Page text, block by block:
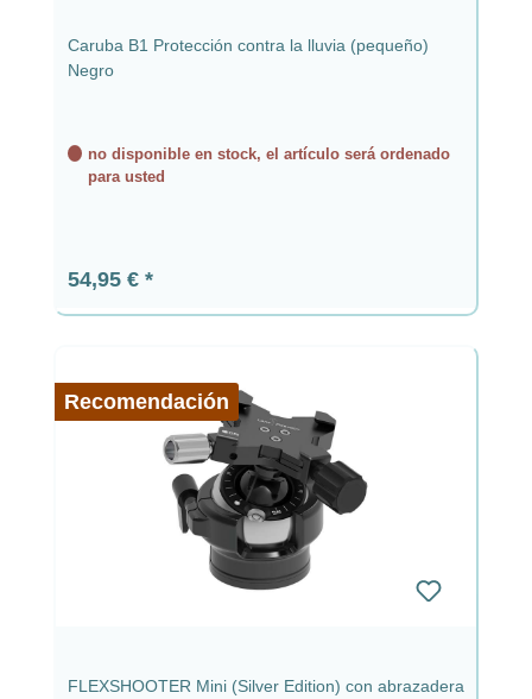
Caruba B1 Protección contra la lluvia (pequeño)
Negro
no disponible en stock, el artículo será ordenado
para usted
Precio normal:
54,95 €
Recomendación
FLEXSHOOTER Mini (Silver Edition) con abrazadera